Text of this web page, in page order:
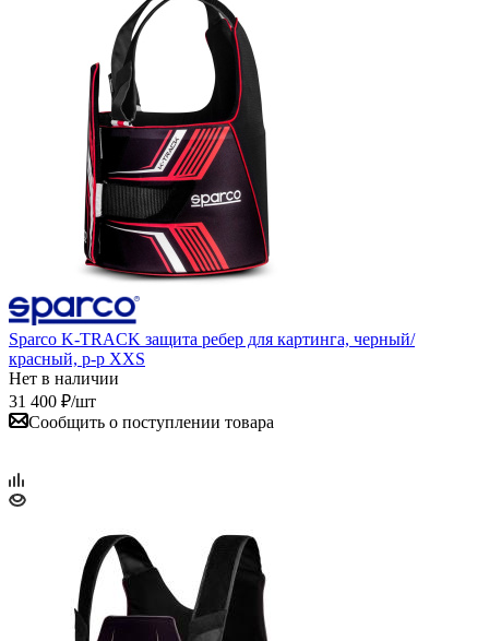
Sparco K-TRACK защита ребер для картинга, черный/
красный, р-р XXS
Нет в наличии
31 400 ₽/шт
Сообщить о поступлении товара